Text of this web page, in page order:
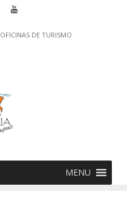
OFICINAS DE TURISMO
MENU